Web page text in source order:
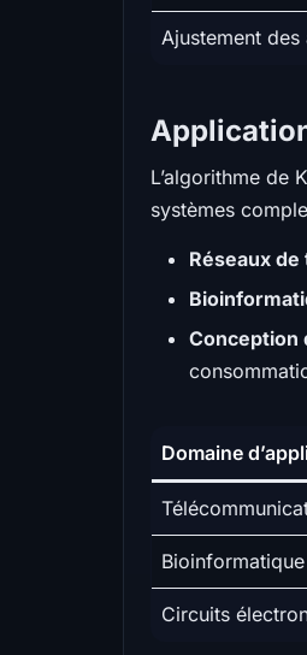
Ajustement des
L’algorithme de
systèmes
Réseaux
Conception
Domaine
Bioinformatique
Circuits